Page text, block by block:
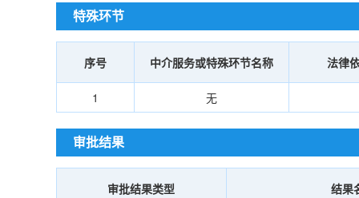
特殊环节
序号 中介服务或特殊环节名称 法律
1 无
审批结果
审批结果类型 结果